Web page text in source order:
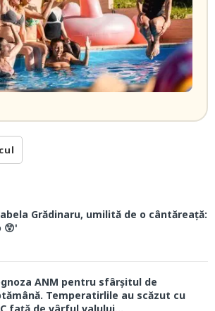
Grădinaru, umilită de o cântăreață:
😲'
ANM pentru sfârșitul de
Temperatirlile au scăzut cu